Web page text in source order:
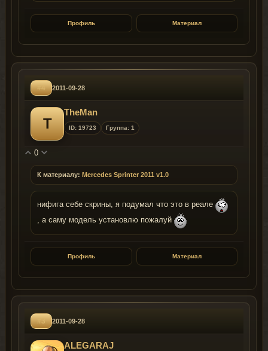
Профиль Материал
#4 2011-09-28
T
TheMan
ID: 19723 Группа: 1
0
К материалу: Mercedes Sprinter 2011 v1.0
нифига себе скрины, я подумал что это в реале
, а саму модель установлю пожалуй
Профиль Материал
#3 2011-09-28
ALEGARAJ